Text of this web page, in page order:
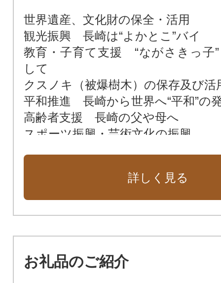
世界遺産、文化財の保全・活用
観光振興 長崎は“よかとこ”バイ
教育・子育て支援 “ながさきっ子
して
クスノキ（被爆樹木）の保存及び活
平和推進 長崎から世界へ“平和”の
高齢者支援 長崎の父や母へ
スポーツ振興・芸術文化の振興
詳しく見る
お礼品のご紹介